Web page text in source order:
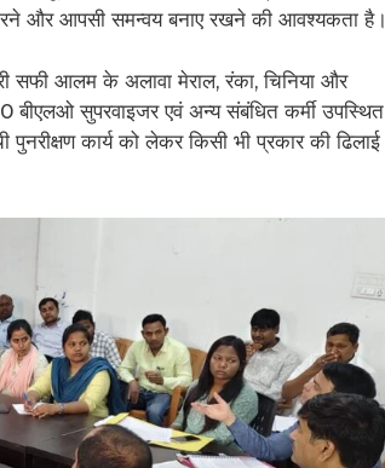
और आपसी समन्वय बनाए रखने की आवश्यकता है।
सफी आलम के अलावा मेराल, रंका, चिनिया और
सुपरवाइजर एवं अन्य संबंधित कर्मी उपस्थित
कार्य को लेकर किसी भी प्रकार की ढिलाई